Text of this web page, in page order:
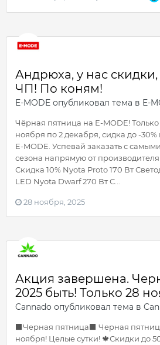
Андрюха, у нас
ЧП! По коням!
E-MODE опубликовал тема в E-
Чёрная пятница на E-MODE! Только
ноября по 2 декабря, сидка до -
E-MODE. Успевай заказать с
сезона напрямую от
Скидка 10% Nyota Proto 170 Вт
LED Nyota Dwarf 270 Вт С...
28 ноября, 2025
Акция завершена.
2025 быть! Только 28
Cannado опубликовал тема в
⬛️Черная пятница⬛️ Черная
ноября! Целые сутки! 🍁Скидки до